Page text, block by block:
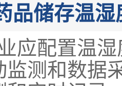
品储存温
应配置温
监测和数据